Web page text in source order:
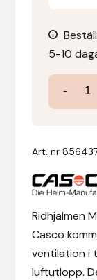
5-10
-
2
Art. nr
Ridhjälmen
Casco
ventilation i
luftutlopp.
Denni Design /
Dy’on
E.A. Mattes
Eclipse
Ekholm Nordic